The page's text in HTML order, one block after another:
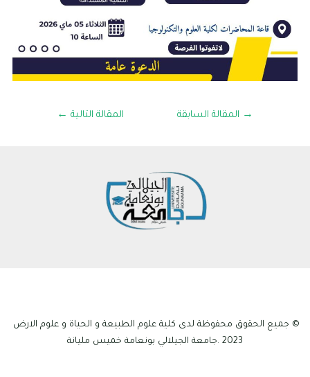
→ المقالة السابقة المقالة التالية ←
© جميع الحقوق محفوظة لدى كلية علوم الطبيعة و الحياة و علوم الارض
2023 .جامعة الجيلالي بونعامة خميس مليانة